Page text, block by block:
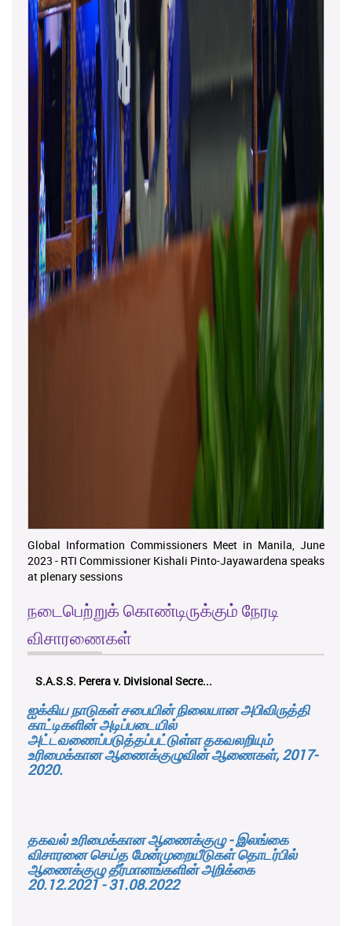
Global Information Commissioners Meet in Manila, June
2023 - RTI Commissioner Kishali Pinto-Jayawardena speaks
at plenary sessions
நடைபெற்றுக் கொண்டிருக்கும் நேரடி
விசாரணைகள்
K.M.D.S.K. Kulatunga v. Udunuwara P...
ஐக்கிய நாடுகள் சபையின் நிலையான அபிவிருத்தி
காட்டிகளின் அடிப்படையில்
அட்டவணைப்படுத்தப்பட்டுள்ள தகவலறியும்
உரிமைக்கான ஆணைக்குழுவின் ஆணைகள், 2017-
2020.
தகவல் உரிமைக்கான ஆணைக்குழு - இலங்கை
விசாரனை செய்த மேன்முறையீடுகள் தொடர்பில்
ஆணைக்குழு தீர்மானங்களின் அறிக்கை
20.12.2021 - 31.08.2022